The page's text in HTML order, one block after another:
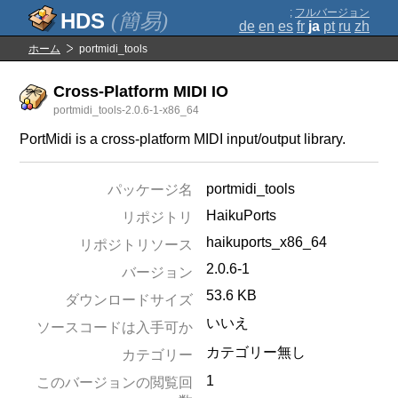
(簡易) ; フルバージョン
de en es fr ja pt ru zh
ホーム portmidi_tools
Cross-Platform MIDI IO
portmidi_tools-2.0.6-1-x86_64
PortMidi is a cross-platform MIDI input/output library.
パッケージ名
portmidi_tools
リポジトリ
HaikuPorts
リポジトリソース
haikuports_x86_64
バージョン
2.0.6-1
ダウンロードサイズ 53.6 KB
ソースコードは入手可か いいえ
カテゴリー
カテゴリー無し
このバージョンの閲覧回
1